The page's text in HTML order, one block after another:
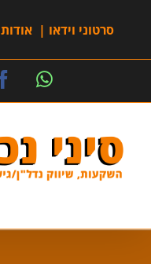
סרטוני וידאו |אודות